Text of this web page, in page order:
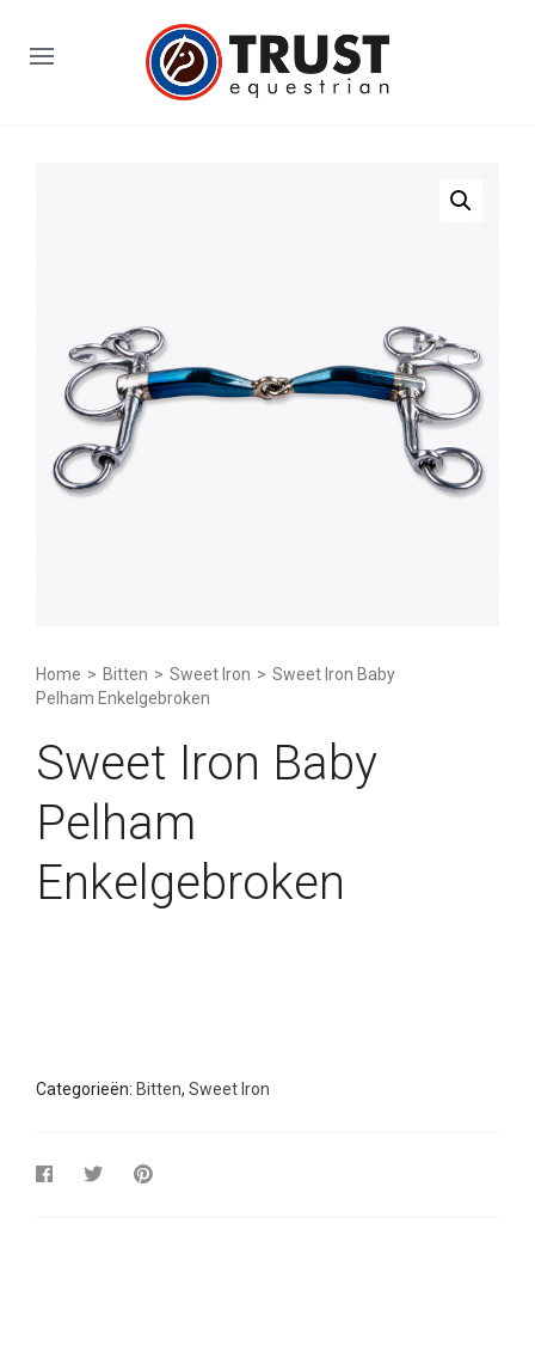
Home > Bitten > Sweet Iron > Sweet Iron Baby
Pelham Enkelgebroken
Sweet Iron Baby
Pelham
Enkelgebroken
Categorieën: Bitten, Sweet Iron